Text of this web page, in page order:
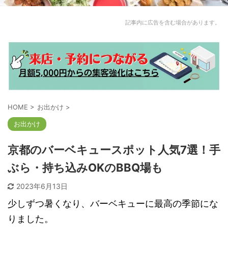
記事内に広告を含む場合があります。
HOME > お出かけ >
お出かけ
京都のバーベキュースポット人気7選！手
ぶら・持ち込みOKのBBQ場も
2023年6月13日
少しずつ暑くなり、バーベキューに最高の季節にな
りました。